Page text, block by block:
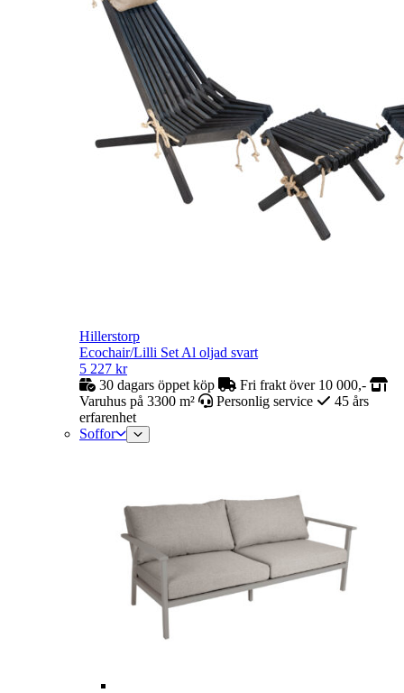
Hillerstorp
Ecochair/Lilli Set Al oljad svart
5 227 kr
30 dagars öppet köp
Fri frakt över 10 000,-
Varuhus på 3300 m²
Personlig service
45 års
erfarenhet
Soffor